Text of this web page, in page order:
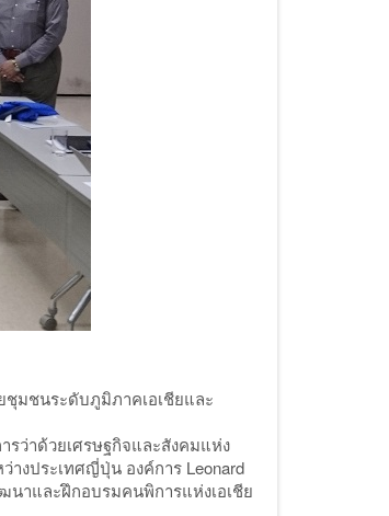
มชนระดับภูมิภาคเอเชียและ
รว่าด้วยเศรษฐกิจและสังคมแห่ง
างประเทศญี่ปุ่น องค์การ Leonard
ฒนาและฝึกอบรมคนพิการแห่งเอเชีย